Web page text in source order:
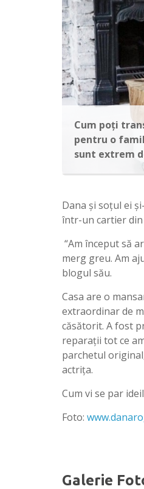
Cum poți
pentru o
sunt extrem
Dana şi soţul ei
într-un cartier din
“Am început să
merg greu. Am
blogul său.
Casa are o
extraordinar de
căsătorit. A fost
reparaţii tot ce
parchetul
actriţa.
Cum vi se par
Foto:
Galerie